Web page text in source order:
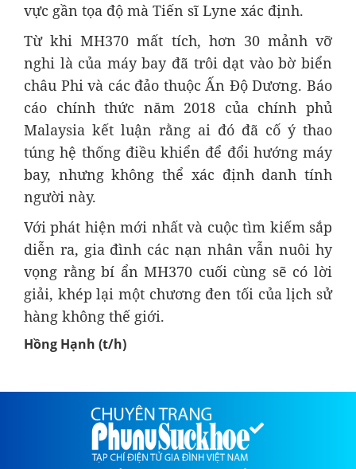
vực gần tọa độ mà Tiến sĩ Lyne xác định.
Từ khi MH370 mất tích, hơn 30 mảnh vỡ
nghi là của máy bay đã trôi dạt vào bờ biển
châu Phi và các đảo thuộc Ấn Độ Dương. Báo
cáo chính thức năm 2018 của chính phủ
Malaysia kết luận rằng ai đó đã cố ý thao
túng hệ thống điều khiển để đổi hướng máy
bay, nhưng không thể xác định danh tính
người này.
Với phát hiện mới nhất và cuộc tìm kiếm sắp
diễn ra, gia đình các nạn nhân vẫn nuôi hy
vọng rằng bí ẩn MH370 cuối cùng sẽ có lời
giải, khép lại một chương đen tối của lịch sử
hàng không thế giới.
Hồng Hạnh (t/h)